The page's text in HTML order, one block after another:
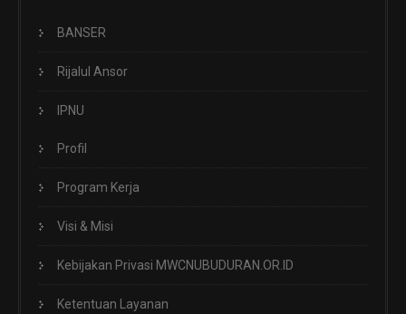
BANSER
Rijalul Ansor
IPNU
Profil
Program Kerja
Visi & Misi
Kebijakan Privasi MWCNUBUDURAN.OR.ID
Ketentuan Layanan